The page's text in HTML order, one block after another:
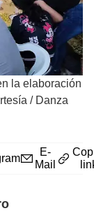
la elaboración
/ Danza
E-
Mail